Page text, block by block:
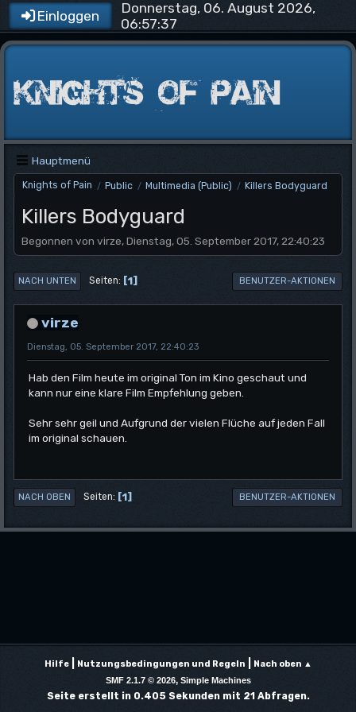
Einloggen
Donnerstag, 06. August 2026,
06:57:37
Hauptmenü
Knights of Pain / Public / Multimedia (Public) / Killers Bodyguard
Killers Bodyguard
Begonnen von virze, Dienstag, 05. September 2017, 22:40:23
NACH UNTEN Seiten 1 BENUTZER-AKTIONEN
virze
Dienstag, 05. September 2017, 22:40:23
Hab den Film heute im original Ton im Kino geschaut und
kann nur eine klare Film Empfehlung geben.
Sehr sehr geil und Aufgrund der vielen Flüche auf jeden Fall
im original schauen.
NACH OBEN Seiten 1 BENUTZER-AKTIONEN
Hilfe| Nutzungsbedingungen und Regeln Nach oben ▲
SMF 2.1.7 © 2026, Simple Machines
Seite erstellt in 0.405 Sekunden mit 21 Abfragen.